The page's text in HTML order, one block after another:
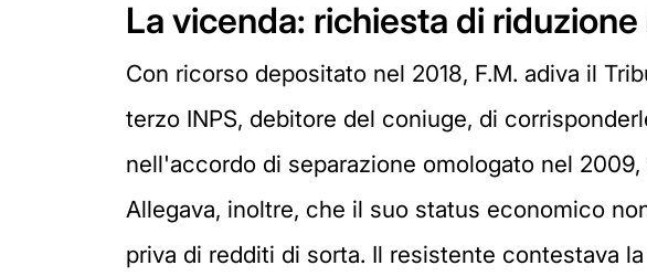
La vicenda: richiesta di
Con ricorso depositato nel 2018, F.M. adiva il
terzo INPS, debitore del coniuge, di
nell'accordo di separazione omologato nel
Allegava, inoltre, che il suo status economico
priva di redditi di sorta. Il resistente contestava